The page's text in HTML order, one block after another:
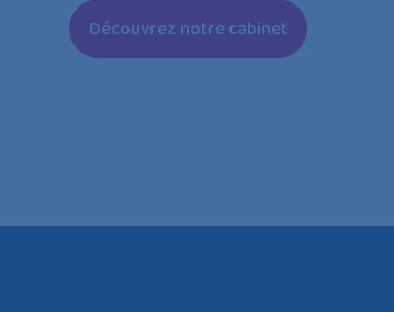
Découvrez notre cabinet